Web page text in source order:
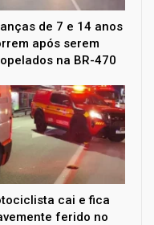
de 7 e 14 anos
após serem
na BR-470
cai e fica
ferido no